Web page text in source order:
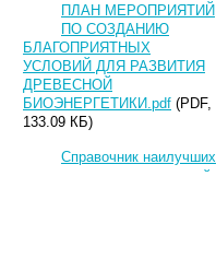
ПЛАН МЕРОПРИЯТИЙ
ПО СОЗДАНИЮ
БЛАГОПРИЯТНЫХ
УСЛОВИЙ ДЛЯ РАЗВИТИЯ
ДРЕВЕСНОЙ
БИОЭНЕРГЕТИКИ.pdf (PDF,
133.09 КБ)
Справочник наилучших
доступных технологий